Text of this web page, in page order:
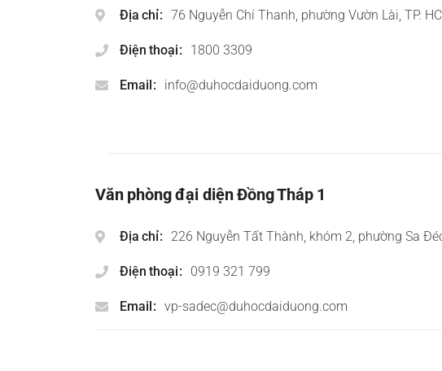
Địa chỉ 76 Nguyễn Chí Thanh, phường Vườn Lài, TP.
Điện thoại 1800 3309
Email info@duhocdaiduong.com
Văn phòng đại diện Đồng Tháp 1
Địa chỉ 226 Nguyễn Tất Thành, khóm 2, phường Sa
Điện thoại 0919 321 799
Email vp-sadec@duhocdaiduong.com